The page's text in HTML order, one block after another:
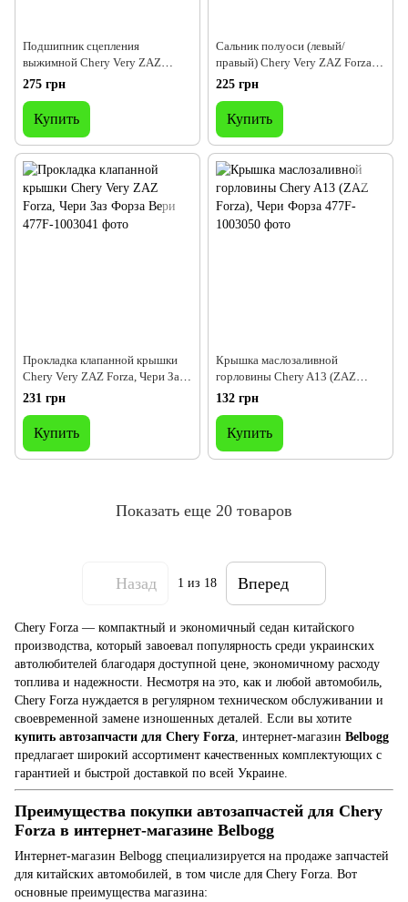
Подшипник сцепления
выжимной Chery Very ZAZ
Forza, Чери Заз Форза Вери
275 грн
Купить
Сальник полуоси (левый/
правый) Chery Very ZAZ Forza,
Чери Заз Форза Вери
225 грн
Купить
Прокладка клапанной крышки
Chery Very ZAZ Forza, Чери Заз
Форза Вери
231 грн
Купить
Крышка маслозаливной
горловины Chery A13 (ZAZ
Forza), Чери Форза
132 грн
Купить
Показать еще 20 товаров
Назад 1 из 18 Вперед
Chery Forza — компактный и экономичный седан китайского
производства, который завоевал популярность среди украинских
автолюбителей благодаря доступной цене, экономичному расходу
топлива и надежности. Несмотря на это, как и любой автомобиль,
Chery Forza нуждается в регулярном техническом обслуживании и
своевременной замене изношенных деталей. Если вы хотите
купить автозапчасти для Chery Forza, интернет-магазин Belbogg
предлагает широкий ассортимент качественных комплектующих с
гарантией и быстрой доставкой по всей Украине.
Преимущества покупки автозапчастей для Chery
Forza в интернет-магазине Belbogg
Интернет-магазин Belbogg специализируется на продаже запчастей
для китайских автомобилей, в том числе для Chery Forza. Вот
основные преимущества магазина: